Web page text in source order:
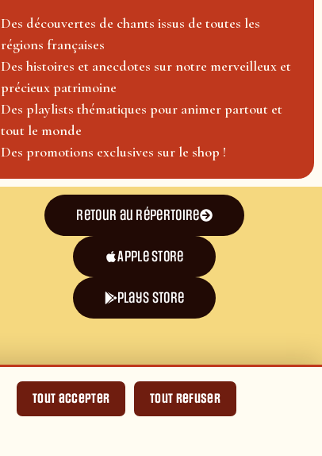
Tout accepter Tout refuser
Des découvertes de chants issus de toutes les
régions françaises
Des histoires et anecdotes sur notre merveilleux et
précieux patrimoine
Des playlists thématiques pour animer partout et
tout le monde
Des promotions exclusives sur le shop !
Retour au répertoire
Apple Store
plays store